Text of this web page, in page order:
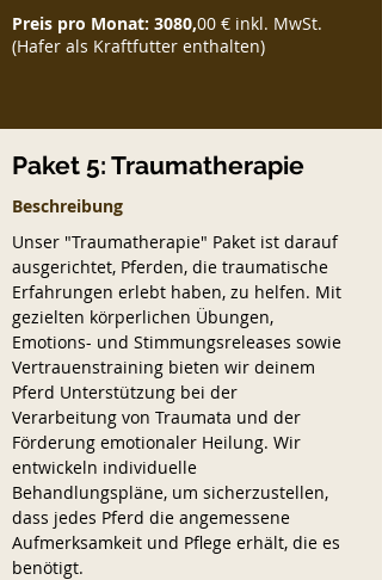
Preis pro Monat: 3080,00 € inkl. MwSt.
(Hafer als Kraftfutter enthalten)
Paket 5: Traumatherapie
Beschreibung
Unser "Traumatherapie" Paket ist darauf
ausgerichtet, Pferden, die traumatische
Erfahrungen erlebt haben, zu helfen. Mit
gezielten körperlichen Übungen,
Emotions- und Stimmungsreleases sowie
Vertrauenstraining bieten wir deinem
Pferd Unterstützung bei der
Verarbeitung von Traumata und der
Förderung emotionaler Heilung. Wir
entwickeln individuelle
Behandlungspläne, um sicherzustellen,
dass jedes Pferd die angemessene
Aufmerksamkeit und Pflege erhält, die es
benötigt.